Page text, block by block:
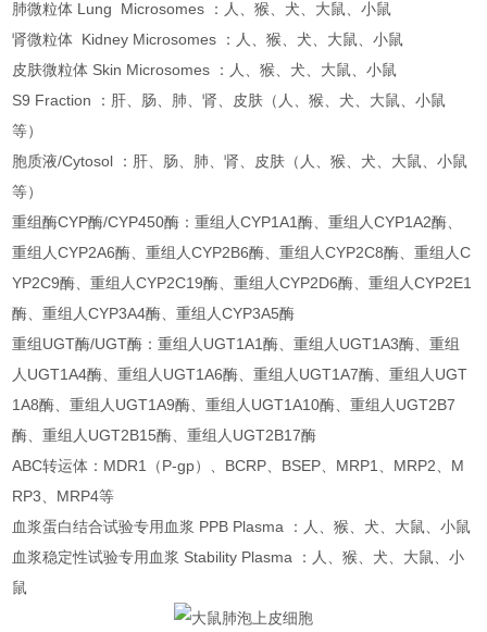
肺微粒体 Lung Microsomes ：人、猴、犬、大鼠、小鼠
肾微粒体 Kidney Microsomes ：人、猴、犬、大鼠、小鼠
皮肤微粒体 Skin Microsomes ：人、猴、犬、大鼠、小鼠
S9 Fraction ：肝、肠、肺、肾、皮肤（人、猴、犬、大鼠、小鼠
等）
胞质液/Cytosol ：肝、肠、肺、肾、皮肤（人、猴、犬、大鼠、小鼠
等）
重组酶CYP酶/CYP450酶：重组人CYP1A1酶、重组人CYP1A2酶、
重组人CYP2A6酶、重组人CYP2B6酶、重组人CYP2C8酶、重组人C
YP2C9酶、重组人CYP2C19酶、重组人CYP2D6酶、重组人CYP2E1
酶、重组人CYP3A4酶、重组人CYP3A5酶
重组UGT酶/UGT酶：重组人UGT1A1酶、重组人UGT1A3酶、重组
人UGT1A4酶、重组人UGT1A6酶、重组人UGT1A7酶、重组人UGT
1A8酶、重组人UGT1A9酶、重组人UGT1A10酶、重组人UGT2B7
酶、重组人UGT2B15酶、重组人UGT2B17酶
ABC转运体：MDR1（P-gp）、BCRP、BSEP、MRP1、MRP2、M
RP3、MRP4等
血浆蛋白结合试验专用血浆 PPB Plasma ：人、猴、犬、大鼠、小鼠
血浆稳定性试验专用血浆 Stability Plasma ：人、猴、犬、大鼠、小
鼠